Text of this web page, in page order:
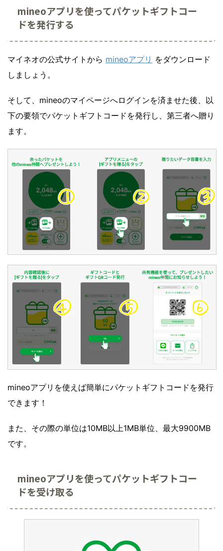
mineoアプリを使ってパケットギフトコー
ドを発行する
マイネオの公式サイトから mineoアプリ をダウンロード
しましょう。
そして、mineoのマイページへログインを済ませた後、以
下の要領でパケットギフトコードを発行し、第三者へ贈り
ます。
mineoアプリを使えば簡単にパケットギフトコードを発行
できます！
また、その際の単位は10MB以上1MB単位、最大9900MB
です。
mineoアプリを使ってパケットギフトコー
ドを受け取る